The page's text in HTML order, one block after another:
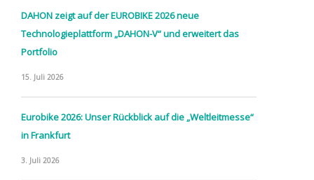
DAHON zeigt auf der EUROBIKE 2026 neue
Technologieplattform „DAHON-V“ und erweitert das
Portfolio
15. Juli 2026
Eurobike 2026: Unser Rückblick auf die „Weltleitmesse“
in Frankfurt
3. Juli 2026